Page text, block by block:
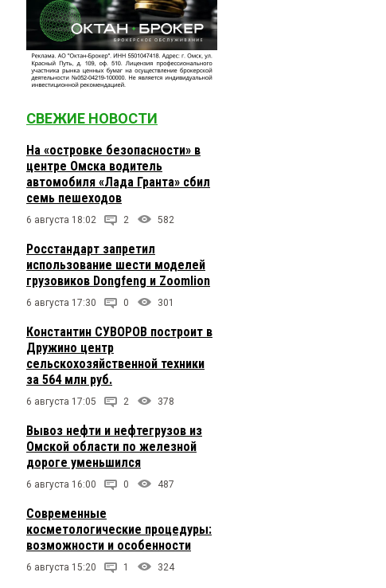
СВЕЖИЕ НОВОСТИ
На «островке безопасности» в
центре Омска водитель
автомобиля «Лада Гранта» сбил
семь пешеходов
6 августа 18:02 2 582
Росстандарт запретил
использование шести моделей
грузовиков Dongfeng и Zoomlion
6 августа 17:30 0 301
Константин СУВОРОВ построит в
Дружино центр
сельскохозяйственной техники
за 564 млн руб.
6 августа 17:05 2 378
Вывоз нефти и нефтегрузов из
Омской области по железной
дороге уменьшился
6 августа 16:00 0 487
Современные
косметологические процедуры:
возможности и особенности
6 августа 15:20 1 324